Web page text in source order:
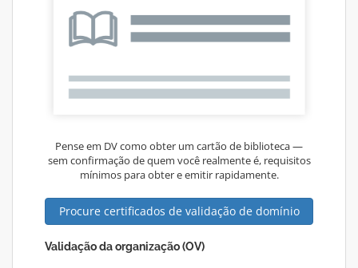
Pense em DV como obter um cartão de biblioteca —
sem confirmação de quem você realmente é, requisitos
mínimos para obter e emitir rapidamente.
Procure certificados de validação de domínio
Validação da organização (OV)